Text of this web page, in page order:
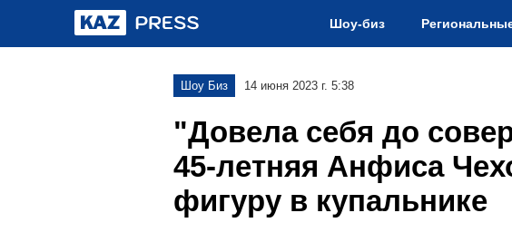
Шоу-биз
Шоу Биз 14 июня 2023 г. 5:38
"Довела себя до
45-летняя Анфиса
фигуру в купальнике